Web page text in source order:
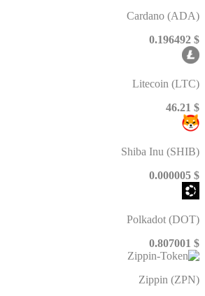
Cardano (ADA)
$ 0.196492
Litecoin (LTC)
$ 46.21
Shiba Inu (SHIB)
$ 0.000005
Polkadot (DOT)
$ 0.807001
Zippin (ZPN)